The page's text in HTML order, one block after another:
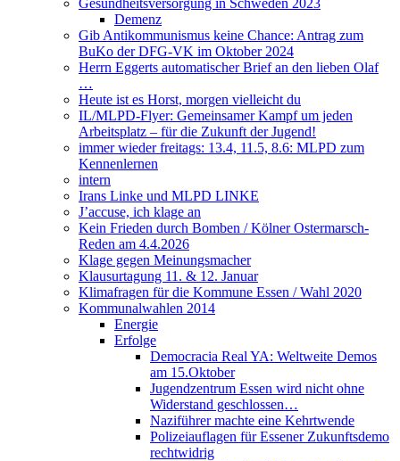
Gesundheitsversorgung in Schweden 2023
Demenz
Gib Antikommunismus keine Chance: Antrag zum
BuKo der DFG-VK im Oktober 2024
Herrn Eggerts automatischer Brief an den lieben Olaf
…
Heute ist es Horst, morgen vielleicht du
IL/MLPD-Flyer: Gemeinsamer Kampf um jeden
Arbeitsplatz – für die Zukunft der Jugend!
immer wieder freitags: 13.4, 11.5, 8.6: MLPD zum
Kennenlernen
intern
Irans Linke und MLPD LINKE
J’accuse, ich klage an
Kein Frieden durch Bomben / Kölner Ostermarsch-
Reden am 4.4.2026
Klage gegen Meinungsmacher
Klausurtagung 11. & 12. Januar
Klimafragen für die Kommune Essen / Wahl 2020
Kommunalwahlen 2014
Energie
Erfolge
Democracia Real YA: Weltweite Demos
am 15.Oktober
Jugendzentrum Essen wird nicht ohne
Widerstand geschlossen…
Naziführer machte eine Kehrtwende
Polizeiauflagen für Essener Zukunftsdemo
rechtwidrig